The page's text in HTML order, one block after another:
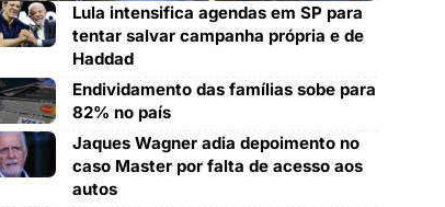
Lula intensifica agendas em SP para
tentar salvar campanha própria e de
Haddad
Endividamento das famílias sobe para
82% no país
Jaques Wagner adia depoimento no
caso Master por falta de acesso aos
autos